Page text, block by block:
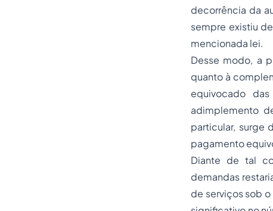
decorrência da
sempre existiu
mencionada lei.
Desse modo, a
quanto à
equivocado
adimplemento
particular, surge
pagamento
Diante de tal
demandas
de serviços sob